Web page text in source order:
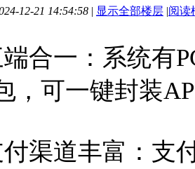
12-21 14:54:58 | 显示全部楼层 |阅读
合一：系统有
，可一键封装
渠道丰富：支